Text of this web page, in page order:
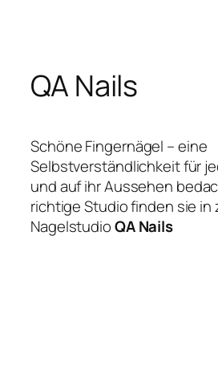
springen
QA Nails
Schöne Fingernägel – eine
Selbstverständlichkeit für
und auf ihr Aussehen
richtige Studio finden sie in
NagelstudioQA Nails